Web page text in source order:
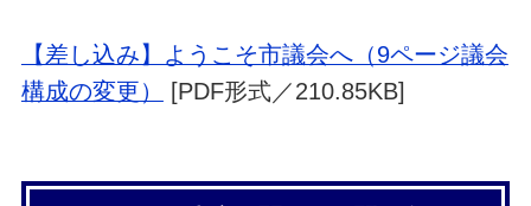
【差し込み】ようこそ市議会へ（9ページ議会
構成の変更）
[PDF形式／210.85KB]